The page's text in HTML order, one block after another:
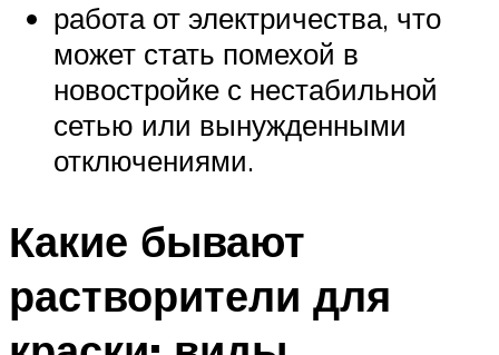
работа от электричества, что
может стать помехой в
новостройке с нестабильной
сетью или вынужденными
отключениями.
Какие бывают
растворители для